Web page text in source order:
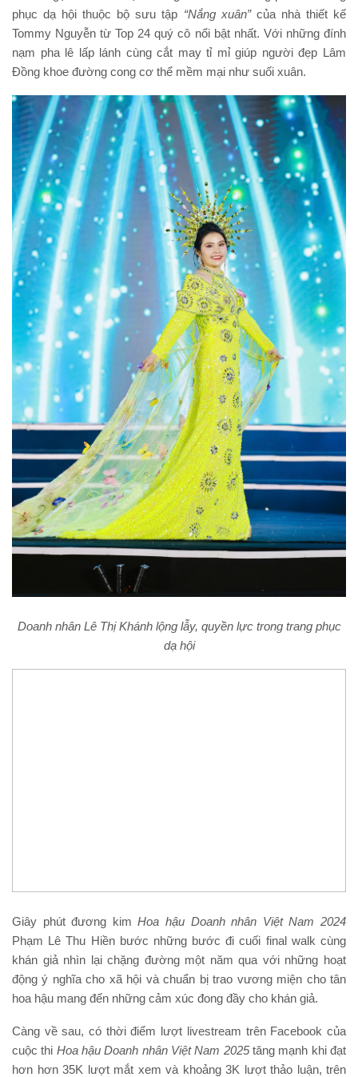
phục dạ hội thuộc bộ sưu tập “Nắng xuân” của nhà thiết kế
Tommy Nguyễn từ Top 24 quý cô nổi bật nhất. Với những đính
nạm pha lê lấp lánh cùng cắt may tỉ mỉ giúp người đẹp Lâm
Đồng khoe đường cong cơ thể mềm mại như suối xuân.
Doanh nhân Lê Thị Khánh lộng lẫy, quyền lực trong trang phục
dạ hội
Giây phút đương kimHoa hậu Doanh nhân Việt Nam 2024
Phạm Lê Thu Hiền bước những bước đi cuối final walk cùng
khán giả nhìn lại chặng đường một năm qua với những hoạt
động ý nghĩa cho xã hội và chuẩn bị trao vương miện cho tân
hoa hậu mang đến những cảm xúc đong đầy cho khán giả.
Càng về sau, có thời điểm lượt livestream trên Facebook của
cuộc thi Hoa hậuDoanh nhân Việt Nam 2025tăng mạnh khi đạt
hơn hơn 35K lượt mắt xem và khoảng 3K lượt thảo luận, trên